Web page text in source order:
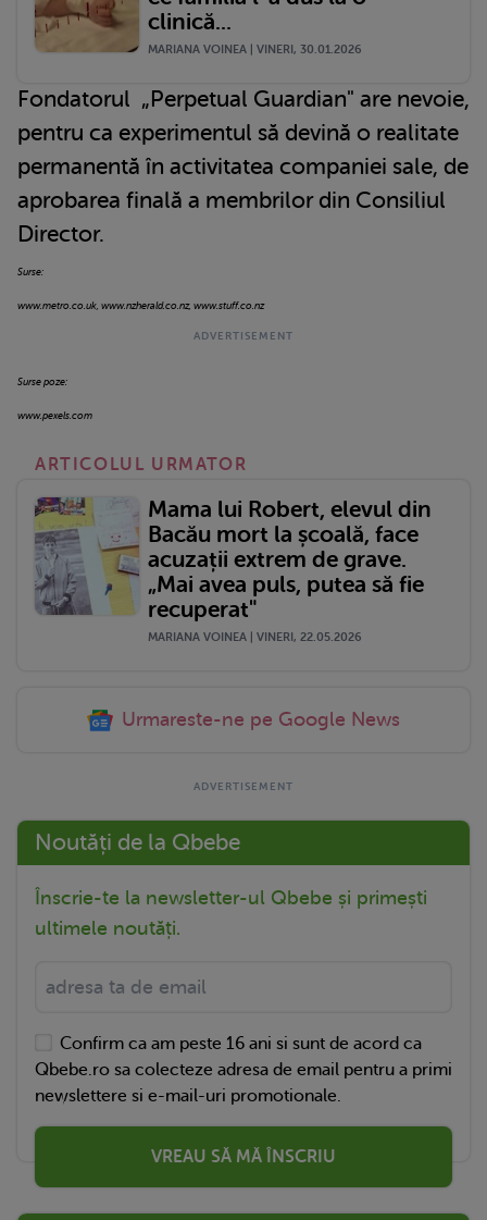
clinică...
MARIANA VOINEA | VINERI, 30.01.2026
Fondatorul „Perpetual Guardian" are nevoie,
pentru ca experimentul să devină o realitate
permanentă în activitatea companiei sale, de
aprobarea finală a membrilor din Consiliul
Director.
Surse:
www.metro.co.uk, www.nzherald.co.nz, www.stuff.co.nz
Surse poze:
www.pexels.com
ARTICOLUL URMATOR
Mama lui Robert, elevul din
Bacău mort la școală, face
acuzații extrem de grave.
„Mai avea puls, putea să fie
recuperat"
MARIANA VOINEA | VINERI, 22.05.2026
Urmareste-ne pe Google News
Noutăți de la Qbebe
Înscrie-te la newsletter-ul Qbebe și primești
ultimele noutăți.
Confirm ca am peste 16 ani si sunt de acord ca
Qbebe.ro sa colecteze adresa de email pentru a primi
newslettere si e-mail-uri promotionale.
VREAU SĂ MĂ ÎNSCRIU